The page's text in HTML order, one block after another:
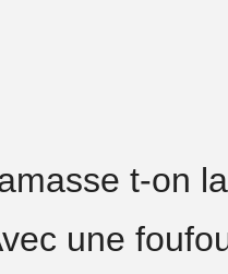
t-on
une